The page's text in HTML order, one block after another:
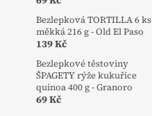
Bezlepková TORTILLA 6 ks
měkká 216 g - Old El Paso
139 Kč
Bezlepkové těstoviny
ŠPAGETY rýže kukuřice
quinoa 400 g - Granoro
69 Kč